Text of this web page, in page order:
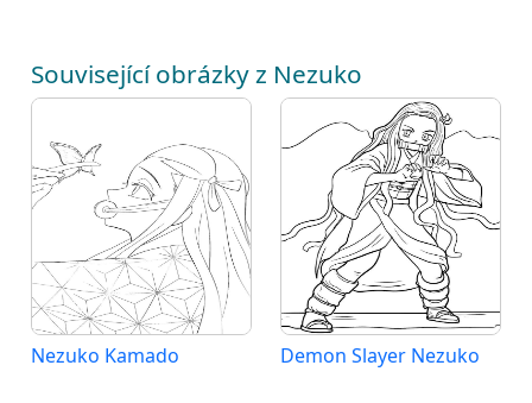
Související obrázky z Nezuko
Nezuko Kamado Demon Slayer Nezuko